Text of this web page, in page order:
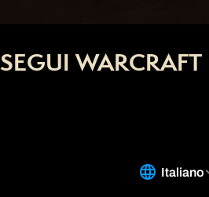
SEGUI WARCRAFT